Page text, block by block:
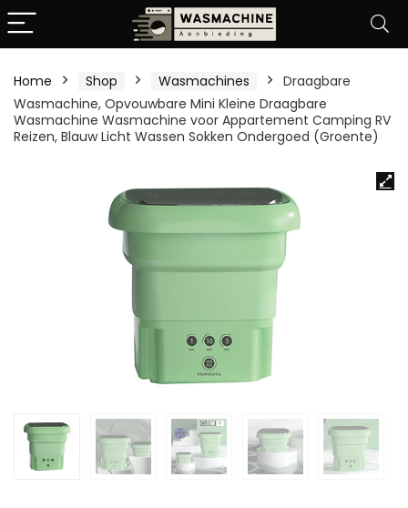
Home Shop Wasmachines
Draagbare
Wasmachine, Opvouwbare Mini Kleine Draagbare
Wasmachine Wasmachine voor Appartement Camping RV
Reizen, Blauw Licht Wassen Sokken Ondergoed (Groente)